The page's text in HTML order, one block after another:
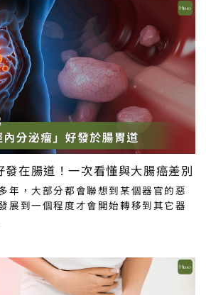
在腸道！一次看懂與大腸癌差別
年，大部分都會聯想到某個器官的惡
展到一個程度才會開始轉移到其它器